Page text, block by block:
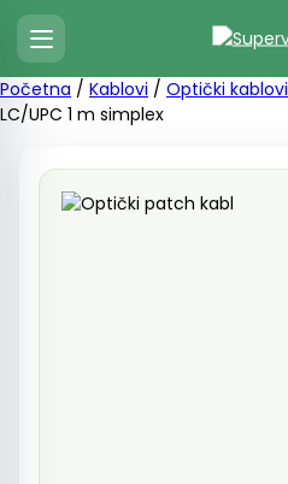
Početna / Kablovi / Optički kablovi
LC/UPC 1 m simplex